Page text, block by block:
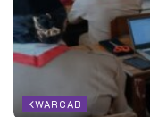
KWARCAB